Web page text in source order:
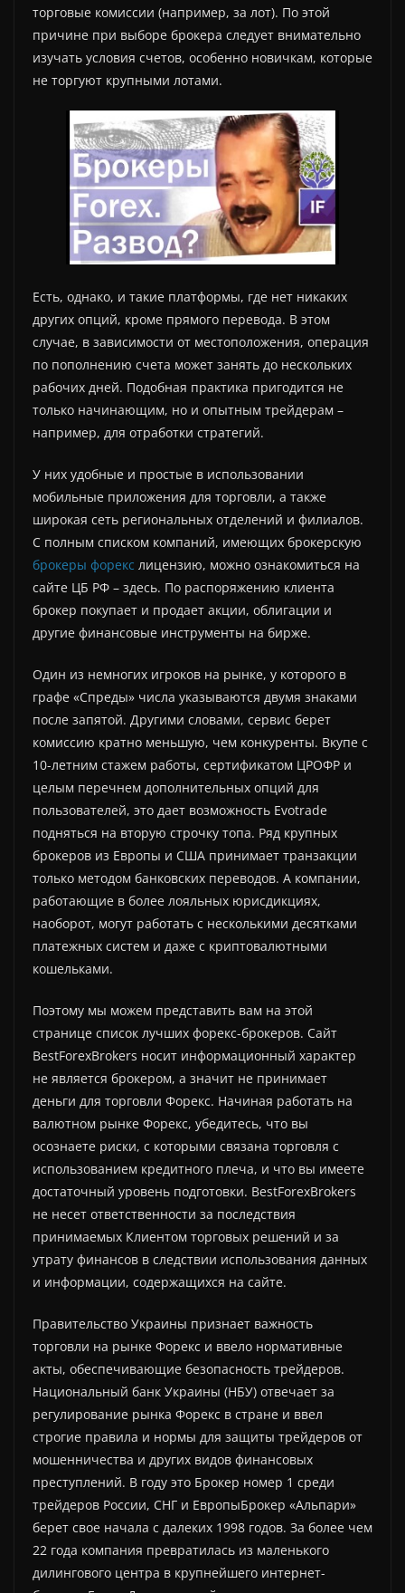
торговые комиссии (например, за лот). По этой
причине при выборе брокера следует внимательно
изучать условия счетов, особенно новичкам, которые
не торгуют крупными лотами.
Есть, однако, и такие платформы, где нет никаких
других опций, кроме прямого перевода. В этом
случае, в зависимости от местоположения, операция
по пополнению счета может занять до нескольких
рабочих дней. Подобная практика пригодится не
только начинающим, но и опытным трейдерам –
например, для отработки стратегий.
У них удобные и простые в использовании
мобильные приложения для торговли, а также
широкая сеть региональных отделений и филиалов.
С полным списком компаний, имеющих брокерскую
брокеры форекс лицензию, можно ознакомиться на
сайте ЦБ РФ – здесь. По распоряжению клиента
брокер покупает и продает акции, облигации и
другие финансовые инструменты на бирже.
Один из немногих игроков на рынке, у которого в
графе «Спреды» числа указываются двумя знаками
после запятой. Другими словами, сервис берет
комиссию кратно меньшую, чем конкуренты. Вкупе с
10-летним стажем работы, сертификатом ЦРОФР и
целым перечнем дополнительных опций для
пользователей, это дает возможность Evotrade
подняться на вторую строчку топа. Ряд крупных
брокеров из Европы и США принимает транзакции
только методом банковских переводов. А компании,
работающие в более лояльных юрисдикциях,
наоборот, могут работать с несколькими десятками
платежных систем и даже с криптовалютными
кошельками.
Поэтому мы можем представить вам на этой
странице список лучших форекс-брокеров. Сайт
BestForexBrokers носит информационный характер
не является брокером, а значит не принимает
деньги для торговли Форекс. Начиная работать на
валютном рынке Форекс, убедитесь, что вы
осознаете риски, с которыми связана торговля с
использованием кредитного плеча, и что вы имеете
достаточный уровень подготовки. BestForexBrokers
не несет ответственности за последствия
принимаемых Клиентом торговых решений и за
утрату финансов в следствии использования данных
и информации, содержащихся на сайте.
Правительство Украины признает важность
торговли на рынке Форекс и ввело нормативные
акты, обеспечивающие безопасность трейдеров.
Национальный банк Украины (НБУ) отвечает за
регулирование рынка Форекс в стране и ввел
строгие правила и нормы для защиты трейдеров от
мошенничества и других видов финансовых
преступлений. В году это Брокер номер 1 среди
трейдеров России, СНГ и ЕвропыБрокер «Альпари»
берет свое начала с далеких 1998 годов. За более чем
22 года компания превратилась из маленького
дилингового центра в крупнейшего интернет-